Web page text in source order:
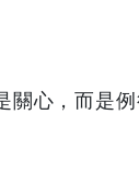
關心，而是